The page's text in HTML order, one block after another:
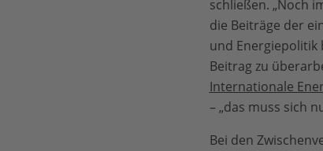
schließen. „Noch
die Beiträge der
und Energiepolitik
Beitrag zu
Internationale
– „das muss sich
Bei den